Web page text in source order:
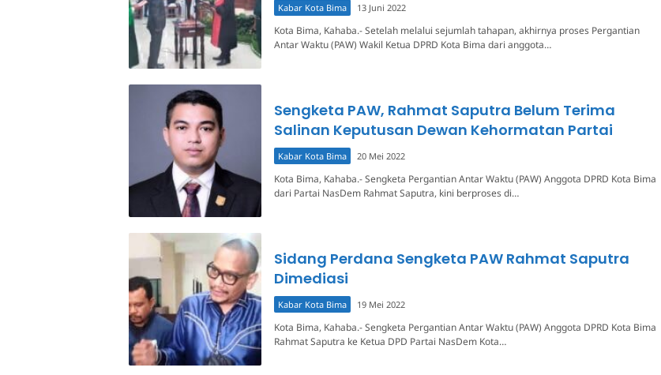
Kabar Kota Bima 13 Juni 2022
Kota Bima, Kahaba.- Setelah melalui sejumlah tahapan, akhirnya proses Pergantian
Antar Waktu (PAW) Wakil Ketua DPRD Kota Bima dari anggota…
Sengketa PAW, Rahmat Saputra Belum Terima
Salinan Keputusan Dewan Kehormatan Partai
Kabar Kota Bima 20 Mei 2022
Kota Bima, Kahaba.- Sengketa Pergantian Antar Waktu (PAW) Anggota DPRD Kota Bima
dari Partai NasDem Rahmat Saputra, kini berproses di…
Sidang Perdana Sengketa PAW Rahmat Saputra
Dimediasi
Kabar Kota Bima 19 Mei 2022
Kota Bima, Kahaba.- Sengketa Pergantian Antar Waktu (PAW) Anggota DPRD Kota Bima
Rahmat Saputra ke Ketua DPD Partai NasDem Kota…